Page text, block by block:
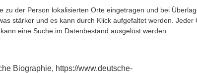
zu der Person lokalisierten Orte eingetragen und bei
stärker und es kann durch Klick aufgefaltet werden. Jeder
eine Suche im Datenbestand ausgelöst werden.
Biographie, https://www.deutsche-